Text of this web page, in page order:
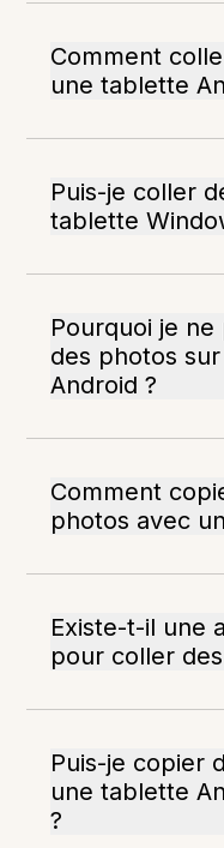
Comment
une tablette
Puis-je coller
tablette
Pourquoi je
des photos
Android ?
Comment
photos avec
Existe-t-il une
pour coller
Puis-je copier
une tablette
?